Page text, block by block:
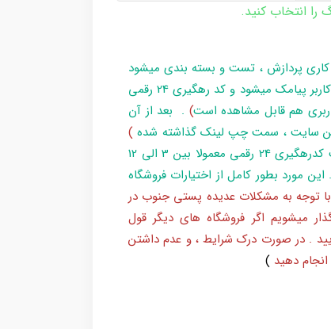
را انتخاب کنید.
کاری پردازش ، تست و بسته بندی میشود
و در زمان آماده سازی تا تحویل بارکد ، مراحل برای کاربر پیامک میشود و کد رهگیری 24 رقمی
هم قابل مشاهده است) . بعد از آن
سایت ، سمت چپ لینک گذاشته شده )
و یا شماره 193 با پست پیگیری کند . بعد از دریافت کدرهگیری 24 رقمی معمولا بین 3 الی 12
مورد بطور کامل از اختیارات فروشگاه
توجه به مشکلات عدیده پستی جنوب در
میشویم اگر فروشگاه های دیگر قول
. در صورت درک شرایط ، و عدم داشتن
دهید )